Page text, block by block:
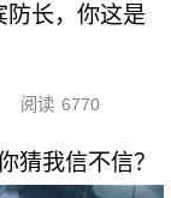
防长，你这是
阅读 6770
猜我信不信？